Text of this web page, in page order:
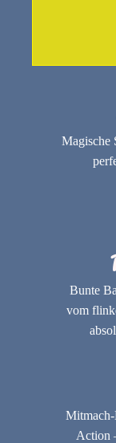
Magische
Bunte
vom
Action